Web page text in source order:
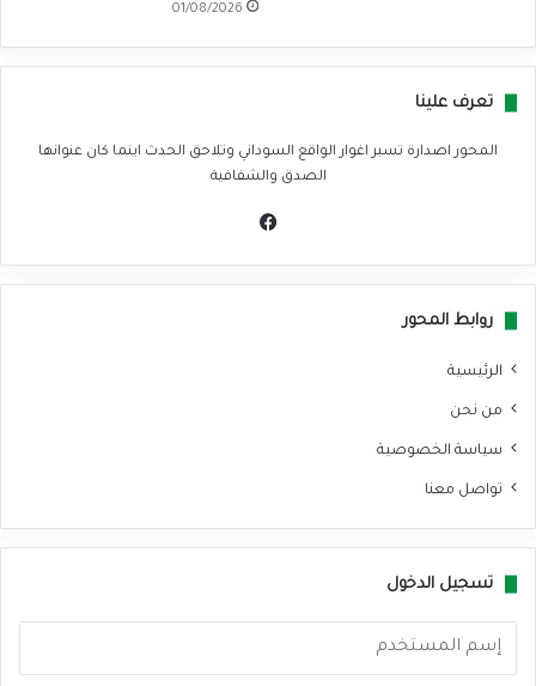
01/08/2026
تعرف علينا
المحور اصدارة تسبر اغوار الواقع السوداني وتلاحق الحدث اينما كان عنوانها
الصدق والشفافية
روابط المحور
الرئيسية
من نحن
سياسة الخصوصية
تواصل معنا
تسجيل الدخول